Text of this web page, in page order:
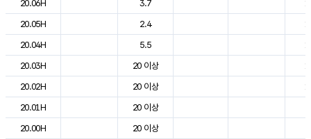
20.06H
3.7
20.05H
2.4
20.04H
5.5
20.03H
20 이상
20.02H
20 이상
20.01H
20 이상
20.00H
20 이상